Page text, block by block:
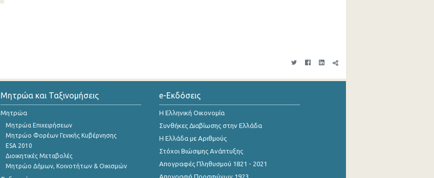
Μητρώα και Ταξινομήσεις
Μητρώα
Μητρώα Επιχειρήσεων
Μητρώο Φορέων Γενικής Κυβέρνησης
ESA 2010
Διοικητικές Μεταβολές
Μητρώο Δήμων, Κοινοτήτων & Οικισμών
e-Εκδόσεις
Η Ελληνική Οικονομία
Συνθήκες Διαβίωσης στην Ελλάδα
Η Ελλάδα με Αριθμούς
Στόχοι Βιώσιμης Ανάπτυξης
Απογραφές Πληθυσμού 1821 - 2021